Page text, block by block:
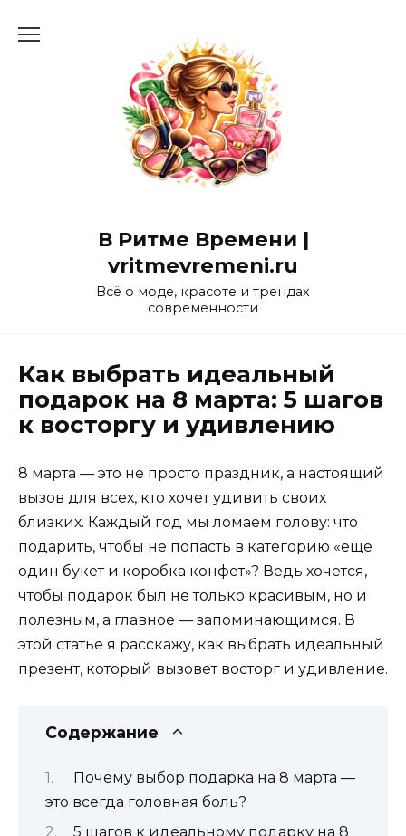
В Ритме Времени |
vritmevremeni.ru
Всё о моде, красоте и трендах
современности
Как выбрать идеальный
подарок на 8 марта: 5 шагов
к восторгу и удивлению
8 марта — это не просто праздник, а настоящий
вызов для всех, кто хочет удивить своих
близких. Каждый год мы ломаем голову: что
подарить, чтобы не попасть в категорию «еще
один букет и коробка конфет»? Ведь хочется,
чтобы подарок был не только красивым, но и
полезным, а главное — запоминающимся. В
этой статье я расскажу, как выбрать идеальный
презент, который вызовет восторг и удивление.
Содержание
Почему выбор подарка на 8 марта —
это всегда головная боль?
5 шагов к идеальному подарку на 8